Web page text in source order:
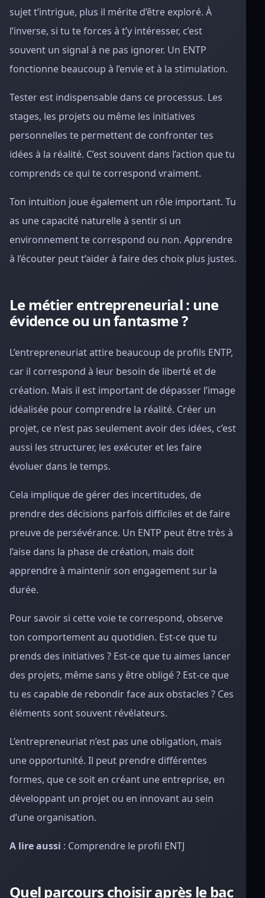
sujet t’intrigue, plus il mérite d’être exploré. À
l’inverse, si tu te forces à t’y intéresser, c’est
souvent un signal à ne pas ignorer. Un ENTP
fonctionne beaucoup à l’envie et à la stimulation.
Tester est indispensable dans ce processus. Les
stages, les projets ou même les initiatives
personnelles te permettent de confronter tes
idées à la réalité. C’est souvent dans l’action que tu
comprends ce qui te correspond vraiment.
Ton intuition joue également un rôle important. Tu
as une capacité naturelle à sentir si un
environnement te correspond ou non. Apprendre
à l’écouter peut t’aider à faire des choix plus justes.
Le métier entrepreneurial : une
évidence ou un fantasme ?
L’entrepreneuriat attire beaucoup de profils ENTP,
car il correspond à leur besoin de liberté et de
création. Mais il est important de dépasser l’image
idéalisée pour comprendre la réalité. Créer un
projet, ce n’est pas seulement avoir des idées, c’est
aussi les structurer, les exécuter et les faire
évoluer dans le temps.
Cela implique de gérer des incertitudes, de
prendre des décisions parfois difficiles et de faire
preuve de persévérance. Un ENTP peut être très à
l’aise dans la phase de création, mais doit
apprendre à maintenir son engagement sur la
durée.
Pour savoir si cette voie te correspond, observe
ton comportement au quotidien. Est-ce que tu
prends des initiatives ? Est-ce que tu aimes lancer
des projets, même sans y être obligé ? Est-ce que
tu es capable de rebondir face aux obstacles ? Ces
éléments sont souvent révélateurs.
L’entrepreneuriat n’est pas une obligation, mais
une opportunité. Il peut prendre différentes
formes, que ce soit en créant une entreprise, en
développant un projet ou en innovant au sein
d’une organisation.
A lire aussi : Comprendre le profil ENTJ
Quel parcours choisir après le bac